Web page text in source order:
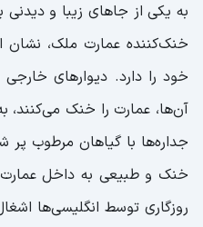
بزرگ‌مرد بوشهری
خانه قاضی؛ خانه‌ای با
کاروانسرای دالکی؛
جهانگرد
پارک پرندگان؛ زیستگاه
اسکله جفره؛ نقطه‌ای
دهکده گردشگری نخل
به یکی از جاهای زیبا و
خنک‌کننده‌ عمارت ملک، نشان
خود را دارد. دیوارهای
آن‌ها، عمارت را خنک می‌کنند،
جداره‌ها با گیاهان مرطوب
خنک و طبیعی به داخل
روزگاری توسط انگلیسی‌ها